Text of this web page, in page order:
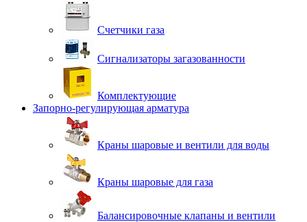
Счетчики газа
Сигнализаторы загазованности
Комплектующие
Запорно-регулирующая арматура
Краны шаровые и вентили для воды
Краны шаровые для газа
Балансировочные клапаны и вентили